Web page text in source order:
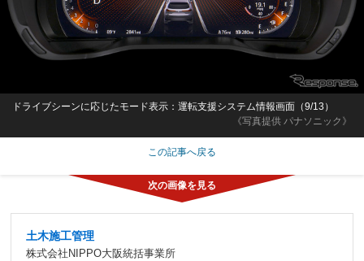
《写真提供 パナソニック》
ドライブシーンに応じたモード表示：運転支援システム情報画面（9/13）
この記事へ戻る
土木施工管理
株式会社NIPPO大阪統括事業所